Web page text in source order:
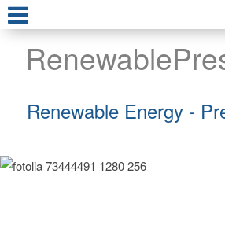
Renewable Energy -